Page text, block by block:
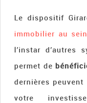
Le dispositif
immobilier au
l’instar d’autres
permet de
dernières
votre